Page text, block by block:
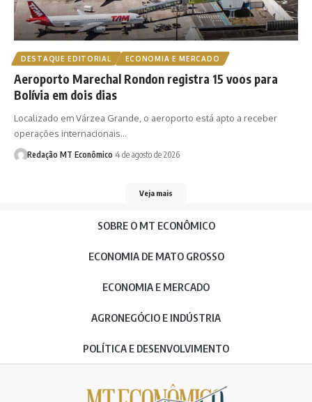
DESTAQUE EDITORIAL ECONOMIA E MERCADO
Aeroporto Marechal Rondon registra 15 voos para
Bolívia em dois dias
Localizado em Várzea Grande, o aeroporto está apto a receber
operações internacionais…
Redação MT Econômico 4 de agosto de 2026
Veja mais
SOBRE O MT ECONÔMICO
ECONOMIA DE MATO GROSSO
ECONOMIA E MERCADO
AGRONEGÓCIO E INDÚSTRIA
POLÍTICA E DESENVOLVIMENTO